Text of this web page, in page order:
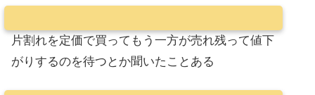
片割れを定価で買ってもう一方が売れ残って値下
がりするのを待つとか聞いたことある